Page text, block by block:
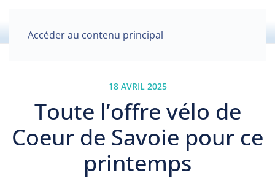
Accéder au contenu principal
18 AVRIL 2025
Toute l’offre vélo de
Coeur de Savoie pour ce
printemps